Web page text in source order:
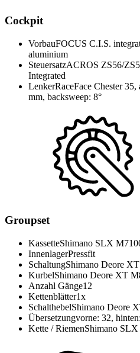
Cockpit
VorbauFOCUS C.I.S.
aluminium
SteuersatzACROS ZS56/
Integrated
LenkerRaceFace Chester
mm, backsweep: 8°
Groupset
KassetteShimano SLX
InnenlagerPressfit
SchaltungShimano Deore XT
KurbelShimano Deore XT
Anzahl Gänge12
Kettenblätter1x
SchalthebelShimano Deore
Übersetzungvorne: 32,
Kette / RiemenShimano